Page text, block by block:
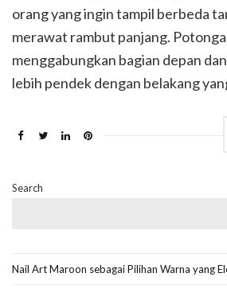
orang yang ingin tampil berbeda
merawat rambut panjang.
menggabungkan bagian depan
lebih pendek dengan belakang
Search
Nail Art Maroon sebagai Pilihan Warna yang